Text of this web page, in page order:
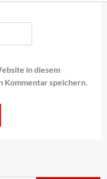
in diesem
Kommentar speichern.